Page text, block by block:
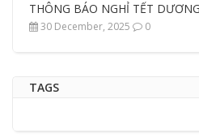
THÔNG BÁO NGHỈ TẾT
30 December, 2025 0
TAGS